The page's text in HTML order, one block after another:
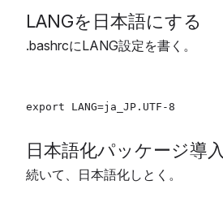
LANGを日本語にする
.bashrcにLANG設定を書く。
日本語化パッケージ導入
続いて、日本語化しとく。